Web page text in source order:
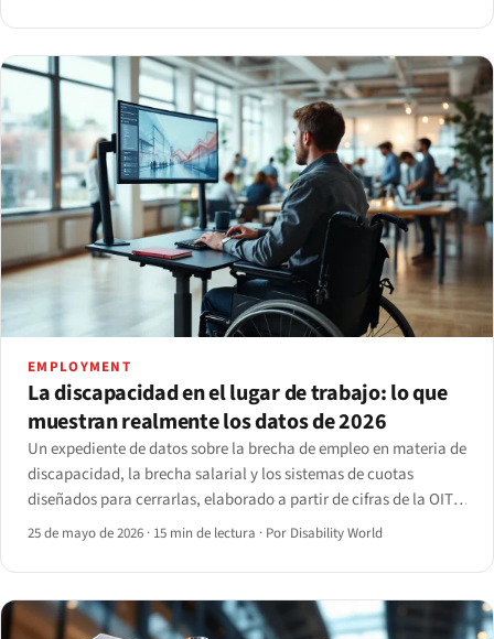
EMPLOYMENT
La discapacidad en el lugar de trabajo: lo que
muestran realmente los datos de 2026
Un expediente de datos sobre la brecha de empleo en materia de
discapacidad, la brecha salarial y los sistemas de cuotas
diseñados para cerrarlas, elaborado a partir de cifras de la OIT,
la OMS, Eurostat, la BLS de EE. UU., la OCDE y la JAN, con cada
25 de mayo de 2026 · 15 min de lectura · Por Disability World